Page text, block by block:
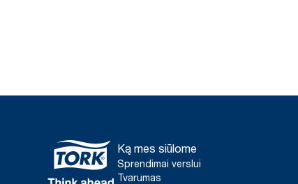
Ką mes siūlome
Sprendimai verslui
Tvarumas